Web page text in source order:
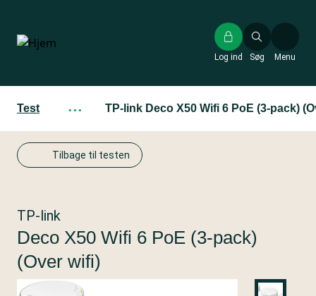
hovedindhold
Søg
Log ind Menu
Test ··· TP-link Deco X50 Wifi 6 PoE (3-pack)
Tilbage til testen
TP-link
Deco X50 Wifi 6 PoE (3-pack)
(Over wifi)